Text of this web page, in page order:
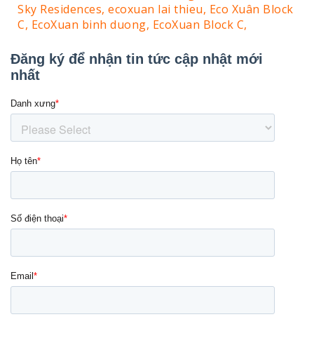
Sky Residences, ecoxuan lai thieu, Eco Xuân Block
C, EcoXuan binh duong, EcoXuan Block C,